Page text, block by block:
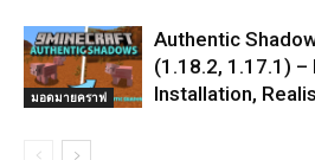
มอดมายคราฟ
Authentic
(1.18.2, 1.17.1)
Installation,